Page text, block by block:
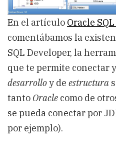
En el artículo Oracle
comentábamos la
SQL Developer, la
que te permite conectar
desarrolloy de estructura
tanto Oracle como de
se pueda conectar por
por ejemplo).